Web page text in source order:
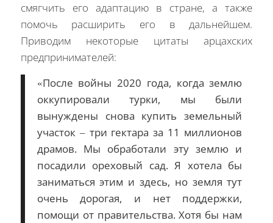
смягчить его адаптацию в стране, а также
помочь расширить его в дальнейшем.
Приводим некоторые цитаты арцахских
предпринимателей:
«После войны 2020 года, когда землю
оккупировали турки, мы были
вынуждены снова купить земельный
участок – три гектара за 11 миллионов
драмов. Мы обработали эту землю и
посадили ореховый сад. Я хотела бы
заниматься этим и здесь, но земля тут
очень дорогая, и нет поддержки,
помощи от правительства. Хотя бы нам